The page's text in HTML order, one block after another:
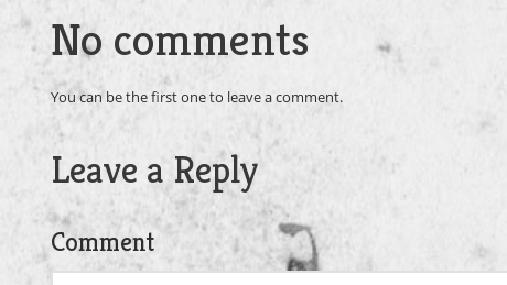
No comments
You can be the first one to leave a comment.
Leave a Reply
Comment